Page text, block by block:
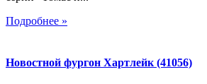
Подробнее »
Новостной фургон Хартлейк (41056)